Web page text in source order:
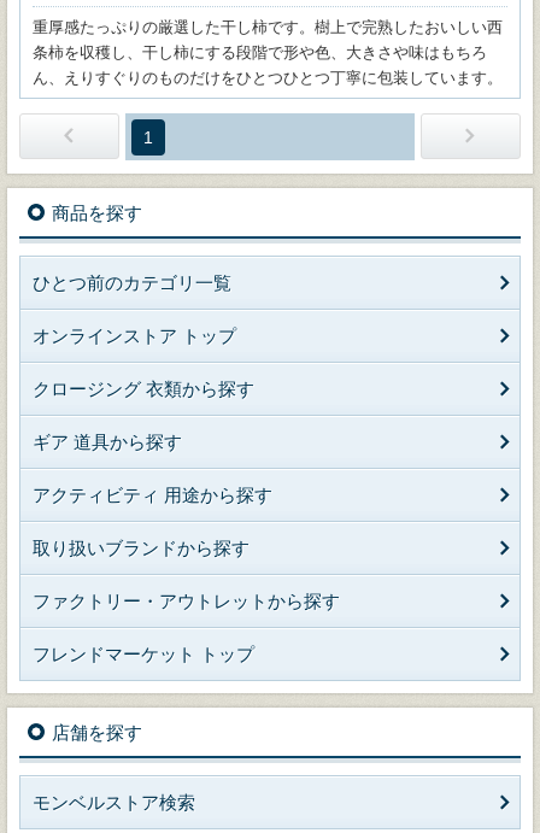
重厚感たっぷりの厳選した干し柿です。樹上で完熟したおいしい西
条柿を収穫し、干し柿にする段階で形や色、大きさや味はもちろ
ん、えりすぐりのものだけをひとつひとつ丁寧に包装しています。
1
商品を探す
ひとつ前のカテゴリ一覧
オンラインストア トップ
クロージング 衣類から探す
ギア 道具から探す
アクティビティ 用途から探す
取り扱いブランドから探す
ファクトリー・アウトレットから探す
フレンドマーケット トップ
店舗を探す
モンベルストア検索